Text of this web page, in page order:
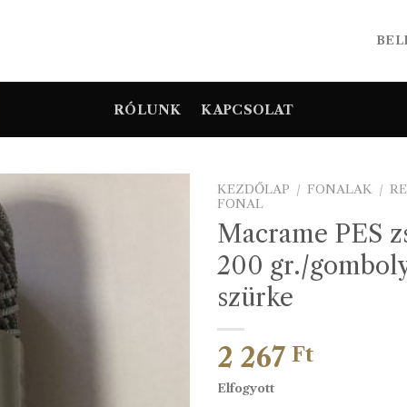
RÓLUNK KAPCSOLAT
KEZDŐLAP / FONALAK /
FONAL
Macrame PES
200 gr./
szürke
2 267 Ft
Elfogyott